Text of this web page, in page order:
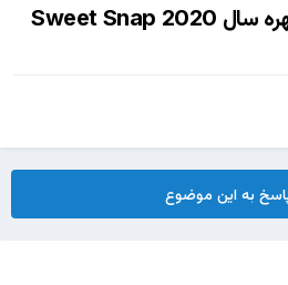
دانلود برنامه ویرایش چهره سال 2020 Sweet Snap
به این موضوع